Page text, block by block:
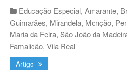
Educação Especial, Amarante,
Guimarães, Mirandela, Monção,
Maria da Feira, São João da
Famalicão, Vila Real
Artigo